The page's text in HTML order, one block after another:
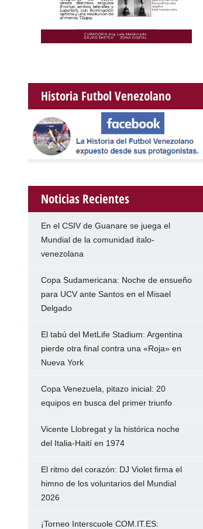
Historia Futbol Venezolano
Noticias Recientes
En el CSIV de Guanare se juega el
Mundial de la comunidad italo-
venezolana
Copa Sudamericana: Noche de ensueño
para UCV ante Santos en el Misael
Delgado
El tabú del MetLife Stadium: Argentina
pierde otra final contra una «Roja» en
Nueva York
Copa Venezuela, pitazo inicial: 20
equipos en busca del primer triunfo
Vicente Llobregat y la histórica noche
del Italia-Haití en 1974
El ritmo del corazón: DJ Violet firma el
himno de los voluntarios del Mundial
2026
¡Torneo Interscuole COM.IT.ES: